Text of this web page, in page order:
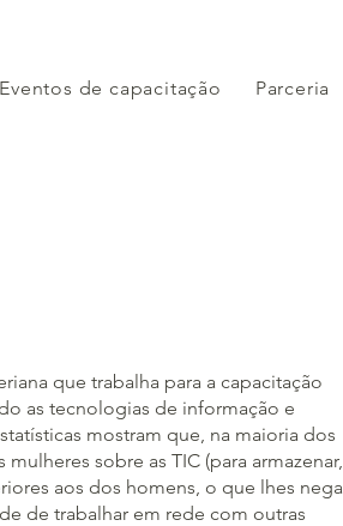
Eventos de capacitação Parceria
que trabalha para a capacitação
as tecnologias de informação e
mostram que, na maioria dos
sobre as TIC (para armazenar,
aos dos homens, o que lhes nega
de trabalhar em rede com outras